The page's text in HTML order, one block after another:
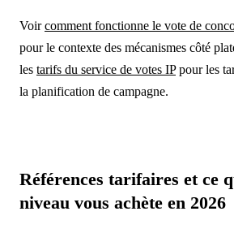
Voircomment fonctionne le vote de
pour le contexte des mécanismes côté
les tarifs du service de votes IPpour les
la planification de campagne.
Références tarifaires et ce
niveau vous achète en 2026